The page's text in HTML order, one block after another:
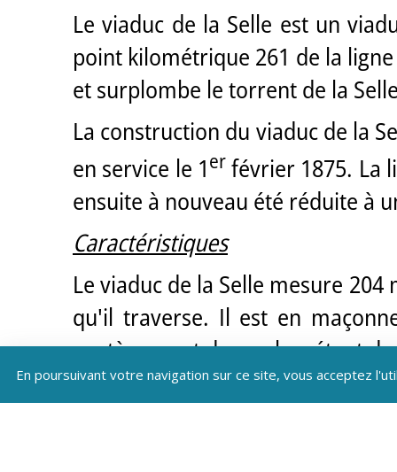
Le viaduc de la Selle est un
point kilométrique 261 de la
et surplombe le torrent de la
La construction du viaduc de la
en service le 1erfévrier 1875. La
ensuite à nouveau été réduite à
Caractéristiques
Le viaduc de la Selle mesure
qu'il traverse. Il est en
soutènement des arches étant
Il est composé de huit
En poursuivant votre navigation sur ce site, vous acceptez